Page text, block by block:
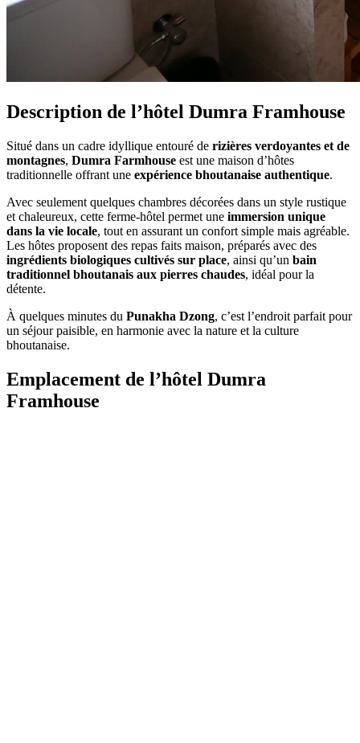
Description de l’hôtel Dumra Framhouse
Situé dans un cadre idyllique entouré de rizières verdoyantes et de
montagnes, Dumra Farmhouse est une maison d’hôtes
traditionnelle offrant une expérience bhoutanaise authentique.
Avec seulement quelques chambres décorées dans un style rustique
et chaleureux, cette ferme-hôtel permet une immersion unique
dans la vie locale, tout en assurant un confort simple mais agréable.
Les hôtes proposent des repas faits maison, préparés avec des
ingrédients biologiques cultivés sur place, ainsi qu’un bain
traditionnel bhoutanais aux pierres chaudes, idéal pour la
détente.
À quelques minutes du Punakha Dzong, c’est l’endroit parfait pour
un séjour paisible, en harmonie avec la nature et la culture
bhoutanaise.
Emplacement de l’hôtel Dumra
Framhouse